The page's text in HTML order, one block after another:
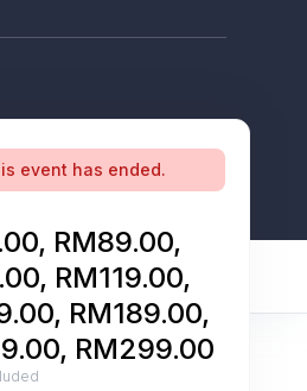
event has ended.
RM89.00,
RM119.00,
RM189.00,
RM299.00